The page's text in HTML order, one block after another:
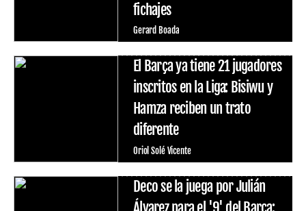
fichajes
Gerard Boada
El Barça ya tiene 21 jugadores
inscritos en la Liga: Bisiwu y
Hamza reciben un trato
diferente
Oriol Solé Vicente
Deco se la juega por Julián
Álvarez para el '9' del Barça: